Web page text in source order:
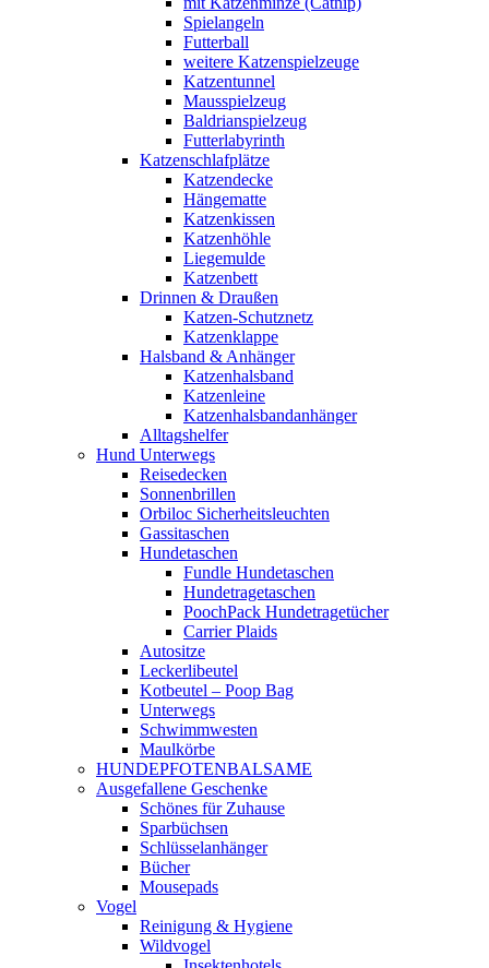
Spielangeln
Futterball
weitere Katzenspielzeuge
Katzentunnel
Mausspielzeug
Baldrianspielzeug
Futterlabyrinth
Katzenschlafplätze
Katzendecke
Hängematte
Katzenkissen
Katzenhöhle
Liegemulde
Katzenbett
Drinnen & Draußen
Katzen-Schutznetz
Katzenklappe
Halsband & Anhänger
Katzenhalsband
Katzenleine
Katzenhalsbandanhänger
Alltagshelfer
Hund Unterwegs
Reisedecken
Sonnenbrillen
Orbiloc Sicherheitsleuchten
Gassitaschen
Hundetaschen
Fundle Hundetaschen
Hundetragetaschen
PoochPack Hundetragetücher
Carrier Plaids
Autositze
Leckerlibeutel
Kotbeutel – Poop Bag
Unterwegs
Schwimmwesten
Maulkörbe
HUNDEPFOTENBALSAME
Ausgefallene Geschenke
Schönes für Zuhause
Sparbüchsen
Schlüsselanhänger
Bücher
Mousepads
Vogel
Reinigung & Hygiene
Wildvogel